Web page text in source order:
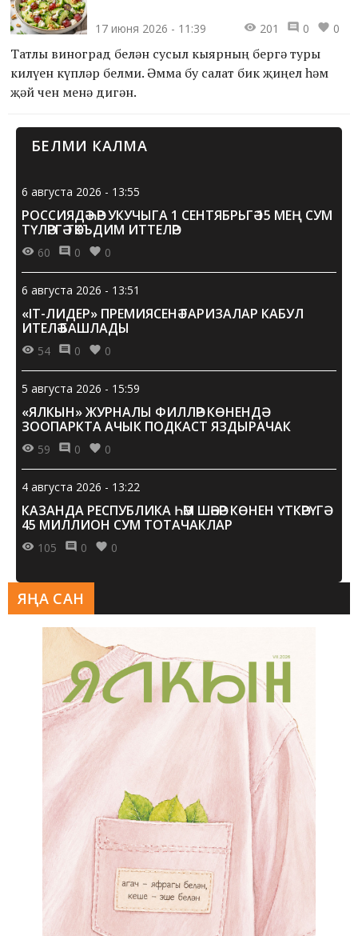
экспедицияләре программасы кысаларында гамәлгә
ашырыла.
17 июня 2026 - 11:39 201 0 0
Татлы виноград белән сусыл кыярның бергә туры
килүен күпләр белми. Әмма бу салат бик җиңел һәм
җәй өчен менә дигән.
БЕЛМИ КАЛМА
6 августа 2026 - 13:55
РОССИЯДӘ ҺӘР УКУЧЫГА 1 СЕНТЯБРЬГӘ 15 МЕҢ СУМ
ТҮЛӘРГӘ ТӘКЪДИМ ИТТЕЛӘР
60 0 0
6 августа 2026 - 13:51
«IT-ЛИДЕР» ПРЕМИЯСЕНӘ ГАРИЗАЛАР КАБУЛ
ИТЕЛӘ БАШЛАДЫ
54 0 0
5 августа 2026 - 15:59
«ЯЛКЫН» ЖУРНАЛЫ ФИЛЛӘР КӨНЕНДӘ
ЗООПАРКТА АЧЫК ПОДКАСТ ЯЗДЫРАЧАК
59 0 0
4 августа 2026 - 13:22
КАЗАНДА РЕСПУБЛИКА ҺӘМ ШӘҺӘР КӨНЕН ҮТКӘРҮГӘ
45 МИЛЛИОН СУМ ТОТАЧАКЛАР
105 0 0
ЯҢА САН